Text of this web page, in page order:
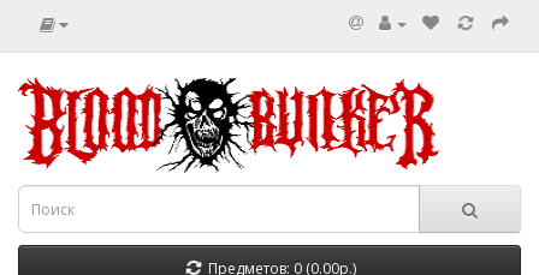
Предметов: 0 (0.00р.)